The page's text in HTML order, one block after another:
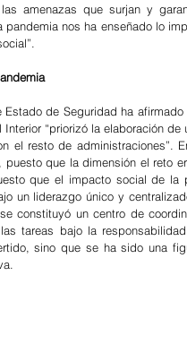
amenazas que surjan y
pandemia nos ha enseñado lo
Estado de Seguridad ha
Interior “priorizó la elaboración
el resto de administraciones”.
puesto que la dimensión el reto
que el impacto social de
un liderazgo único y
constituyó un centro de
tareas bajo la
sino que se ha sido una